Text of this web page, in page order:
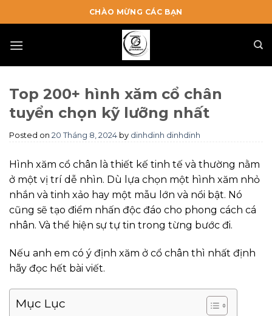
to
CHÀO MỪNG CÁC BẠN
Top 200+ hình xăm cổ chân
tuyển chọn kỹ lưỡng nhất
Posted on 20 Tháng 8, 2024 by dinhdinh dinhdinh
Hình xăm cổ chân là thiết kế tinh tế và thường nằm
ở một vị trí dễ nhìn. Dù lựa chọn một hình xăm nhỏ
nhắn và tinh xảo hay một mẫu lớn và nổi bật. Nó
cũng sẽ tạo điểm nhấn độc đáo cho phong cách cá
nhân. Và thể hiện sự tự tin trong từng bước đi.
Nếu anh em có ý định xăm ở cổ chân thì nhất định
hãy đọc hết bài viết.
Mục Lục